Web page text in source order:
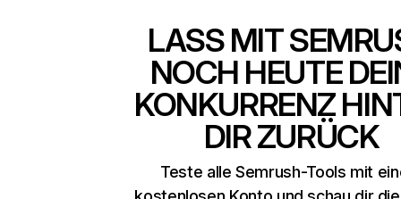
LASS MIT
NOCH HEUTE
KONKURRENZ
DIR ZURÜCK
Teste alle Semrush-Tools mit